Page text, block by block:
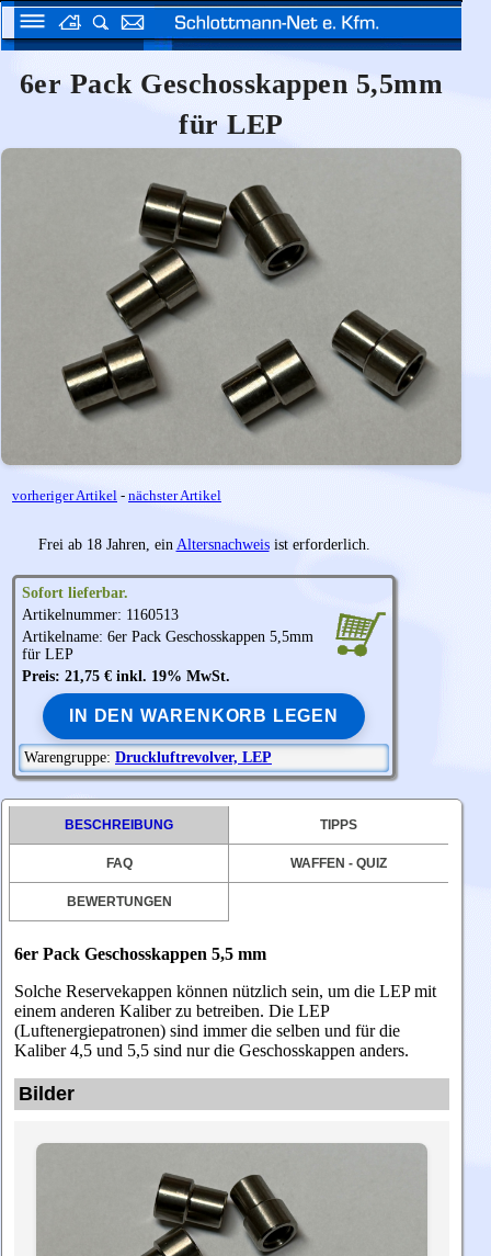
6er Pack Geschosskappen 5,5mm
für LEP
vorheriger Artikel - nächster Artikel
Frei ab 18 Jahren, ein Altersnachweisist erforderlich.
Sofort lieferbar.
Artikelnummer: 1160513
Artikelname: 6er Pack Geschosskappen 5,5mm
für LEP
Preis: 21,75 € inkl. 19% MwSt.
IN DEN WARENKORB LEGEN
Warengruppe: Druckluftrevolver, LEP
BESCHREIBUNG TIPPS
FAQ WAFFEN - QUIZ
BEWERTUNGEN
6er Pack Geschosskappen 5,5 mm
Solche Reservekappen können nützlich sein, um die LEP mit
einem anderen Kaliber zu betreiben. Die LEP
(Luftenergiepatronen) sind immer die selben und für die
Kaliber 4,5 und 5,5 sind nur die Geschosskappen anders.
Bilder